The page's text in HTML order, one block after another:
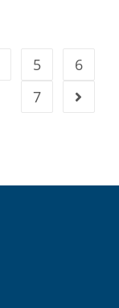
5
6
7